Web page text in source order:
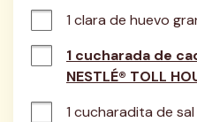
1 clara de huevo
1 cucharada de
NESTLÉ® TOLL
1 cucharadita de